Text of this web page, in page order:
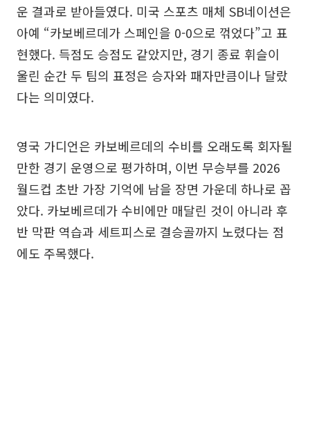
운 결과로 받아들였다. 미국 스포츠 매체 SB네이션은
아예 “카보베르데가 스페인을 0-0으로 꺾었다”고 표
현했다. 득점도 승점도 같았지만, 경기 종료 휘슬이
울린 순간 두 팀의 표정은 승자와 패자만큼이나 달랐
다는 의미였다.
영국 가디언은 카보베르데의 수비를 오래도록 회자될
만한 경기 운영으로 평가하며, 이번 무승부를 2026
월드컵 초반 가장 기억에 남을 장면 가운데 하나로 꼽
았다. 카보베르데가 수비에만 매달린 것이 아니라 후
반 막판 역습과 세트피스로 결승골까지 노렸다는 점
에도 주목했다.